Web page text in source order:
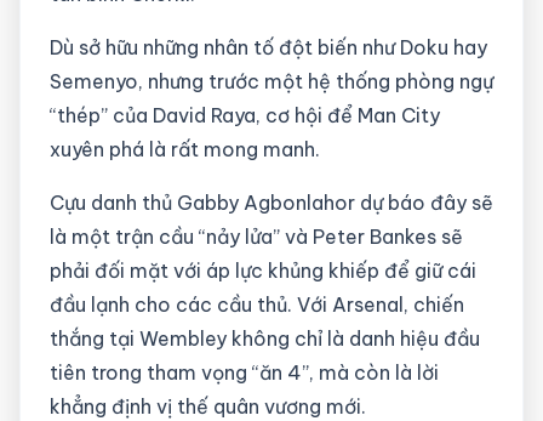
Dù sở hữu những nhân tố đột biến như Doku hay
Semenyo, nhưng trước một hệ thống phòng ngự
“thép” của David Raya, cơ hội để Man City
xuyên phá là rất mong manh.
Cựu danh thủ Gabby Agbonlahor dự báo đây sẽ
là một trận cầu “nảy lửa” và Peter Bankes sẽ
phải đối mặt với áp lực khủng khiếp để giữ cái
đầu lạnh cho các cầu thủ. Với Arsenal, chiến
thắng tại Wembley không chỉ là danh hiệu đầu
tiên trong tham vọng “ăn 4”, mà còn là lời
khẳng định vị thế quân vương mới.